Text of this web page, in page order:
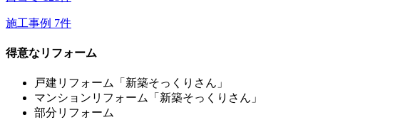
施工事例 7件
得意なリフォーム
戸建リフォーム「新築そっくりさん」
マンションリフォーム「新築そっくりさん」
部分リフォーム